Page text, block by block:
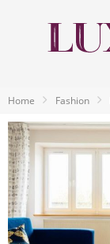
Home Fashion